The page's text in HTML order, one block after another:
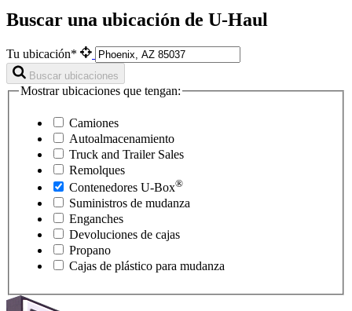
Buscar una ubicación de U-Haul
Tu ubicación*
Buscar ubicaciones
Mostrar ubicaciones que tengan:
Camiones
Autoalmacenamiento
Truck and Trailer Sales
Remolques
Contenedores U-Box®
Suministros de mudanza
Enganches
Devoluciones de cajas
Propano
Cajas de plástico para mudanza